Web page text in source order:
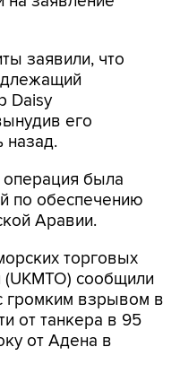
заявили, что
Daisy
его
назад.
операция была
по обеспечению
Аравии.
торговых
сообщили
громким взрывом в
от танкера в 95
от Адена в